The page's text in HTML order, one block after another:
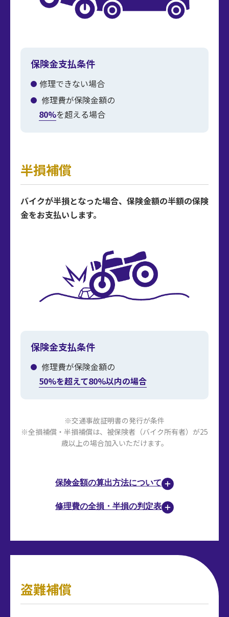
保険金支払条件
修理できない場合
修理費が保険金額の
80%を超える場合
半損補償
バイクが半損となった場合、保険金額の半額の保険
金をお支払いします。
保険金支払条件
修理費が保険金額の
50%を超えて80%以内の場合
※交通事故証明書の発行が条件
※全損補償・半損補償は、被保険者（バイク所有者）が25
歳以上の場合加入いただけます。
保険金額の算出方法について
修理費の全損・半損の判定表
盗難補償